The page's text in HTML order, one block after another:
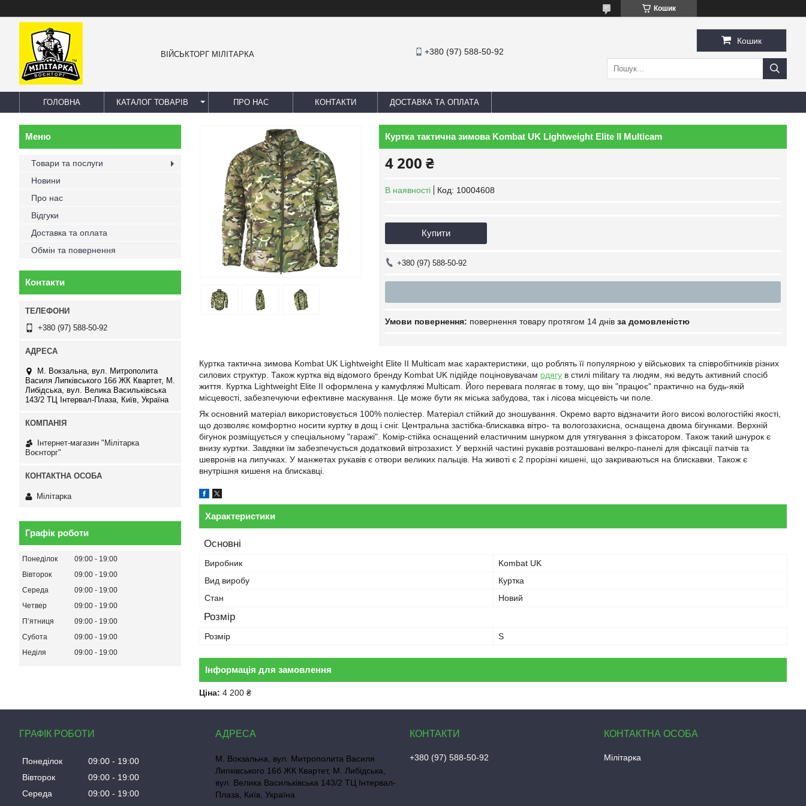
Кошик
ВІЙСЬКТОРГ МІЛІТАРКА +380 (97) 588-50-92
Кошик
ГОЛОВНА КАТАЛОГ ТОВАРІВ ПРО НАС КОНТАКТИ ДОСТАВКА ТА ОПЛАТА
Куртка тактична зимова Kombat UK Lightweight Elite II Multicam
4 200 ₴
В наявності Код: 10004608
Купити
+380 (97) 588-50-92
повернення товару протягом 14 днів за домовленістю
Куртка тактична зимова Kombat UK Lightweight Elite II Multicam має характеристики, що роблять її популярною у військових та співробітників різних
силових структур. Також куртка від відомого бренду Kombat UK підійде поціновувачам одягу в стилі military та людям, які ведуть активний спосіб
життя. Куртка Lightweight Elite II оформлена у камуфляжі Multicam. Його перевага полягає в тому, що він "працює" практично на будь-якій
місцевості, забезпечуючи ефективне маскування. Це може бути як міська забудова, так і лісова місцевість чи поле.
Як основний матеріал використовується 100% поліестер. Матеріал стійкий до зношування. Окремо варто відзначити його високі вологостійкі якості,
що дозволяє комфортно носити куртку в дощ і сніг. Центральна застібка-блискавка вітро- та вологозахисна, оснащена двома бігунками. Верхній
бігунок розміщується у спеціальному "гаражі". Комір-стійка оснащений еластичним шнурком для утягування з фіксатором. Також такий шнурок є
внизу куртки. Завдяки їм забезпечується додатковий вітрозахист. У верхній частині рукавів розташовані велкро-панелі для фіксації патчів та
шевронів на липучках. У манжетах рукавів є отвори великих пальців. На животі є 2 прорізні кишені, що закриваються на блискавки. Також є
внутрішня кишеня на блискавці.
Характеристики
Основні
Виробник
Kombat UK
Вид виробу
Куртка
Стан
Новий
Розмір
Розмір S
Інформація для замовлення
Ціна: 4 200 ₴
Товари та послуги
Новини
Про нас
Відгуки
Доставка та оплата
Обмін та повернення
Контакти
+380 (97) 588-50-92
М. Вокзальна, вул. Митрополита
Василя Липківського 16б ЖК Квартет, М.
Либідська, вул. Велика Васильківська
143/2 ТЦ Інтервал-Плаза, Київ, Україна
Інтернет-магазин "Мілітарка
Воєнторг"
Мілітарка
Графік роботи
Понеділок 09:00
19:00
Вівторок
09:00
19:00
Середа
09:00
19:00
Четвер
09:00
19:00
Пʼятниця
09:00
19:00
Субота
09:00
19:00
Неділя
09:00 19:00
ГРАФІК РОБОТИ
Понеділок 09:00
19:00
Вівторок
09:00
19:00
Середа
09:00
19:00
М. Вокзальна, вул. Митрополита Василя
Липківського 16б ЖК Квартет, М. Либідська,
вул. Велика Васильківська 143/2 ТЦ Інтервал-
Плаза, Київ, Україна
+380 (97) 588-50-92 Мілітарка